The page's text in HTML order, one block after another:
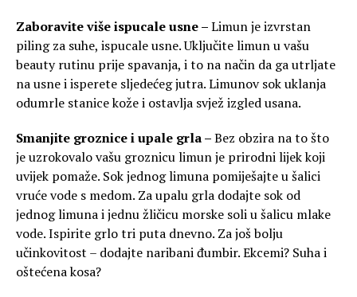
Zaboravite više ispucale usne –Limun je izvrstan
piling za suhe, ispucale usne. Uključite limun u vašu
beauty rutinu prije spavanja, i to na način da ga utrljate
na usne i isperete sljedećeg jutra. Limunov sok uklanja
odumrle stanice kože i ostavlja svjež izgled usana.
Smanjite groznice i upale grla –Bez obzira na to što
je uzrokovalo vašu groznicu limun je prirodni lijek koji
uvijek pomaže. Sok jednog limuna pomiješajte u šalici
vruće vode s medom. Za upalu grla dodajte sok od
jednog limuna i jednu žličicu morske soli u šalicu mlake
vode. Ispirite grlo tri puta dnevno. Za još bolju
učinkovitost – dodajte naribani đumbir. Ekcemi? Suha i
oštećena kosa?